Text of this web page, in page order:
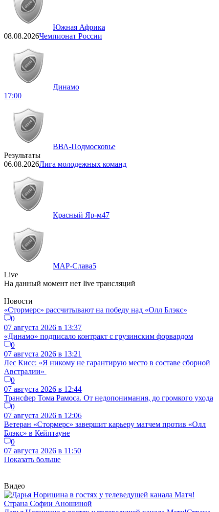
Южная Африка
08.08.2026Чемпионат России
Динамо
17:00
ВВА-Подмосковье
Результаты
06.08.2026Лига молодежных команд
Красный Яр-м47
МАР-Слава5
Live
На данный момент нет live трансляций
Новости
«Стормерс» рассчитывают на победу над «Олл Блэкс»
0
07 августа 2026 в 13:37
«Динамо» подписало контракт с грузинским форвардом
0
07 августа 2026 в 13:21
Лес Кисс: «Я никому не гарантирую место в составе сборной
Австралии»
0
07 августа 2026 в 12:44
Трансфер Тома Рамоса. От недопонимания, до громкого ухода
0
07 августа 2026 в 12:06
Ветеран «Стормерс» завершит карьеру матчем против «Олл
Блэкс» в Кейптауне
0
07 августа 2026 в 11:50
Показать больше
Видео